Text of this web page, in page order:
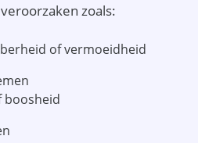
zoals:
of vermoeidheid
boosheid